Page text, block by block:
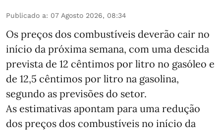
Publicado a: 07 Agosto 2026, 08:34
Os preços dos combustíveis deverão cair no
início da próxima semana, com uma descida
prevista de 12 cêntimos por litro no gasóleo e
de 12,5 cêntimos por litro na gasolina,
segundo as previsões do setor.
As estimativas apontam para uma redução
dos preços dos combustíveis no início da